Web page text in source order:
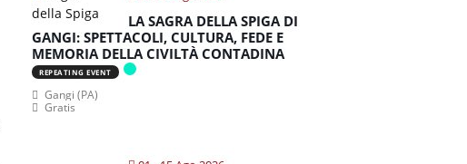
LA SAGRA DELLA SPIGA DI
GANGI: SPETTACOLI, CULTURA, FEDE E
MEMORIA DELLA CIVILTÀ CONTADINA
REPEATING EVENT
Gangi (PA)
Gratis